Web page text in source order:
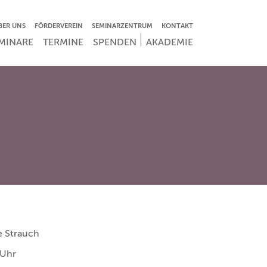
ÜBERSPRINGEN
UNS FÖRDERVEREIN SEMINARZENTRUM KONTAKT
ÜBERSPRINGEN
TERMINE SPENDEN AKADEMIE
Strauch